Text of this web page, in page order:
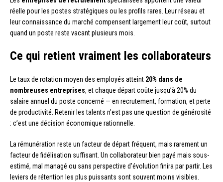
réelle pour les postes stratégiques ou les profils rares. Leur réseau et
leur connaissance du marché compensent largement leur coût, surtout
quand un poste reste vacant plusieurs mois.
Ce qui retient vraiment les collaborateurs
Le taux de rotation moyen des employés atteint 20% dans de
nombreuses entreprises, et chaque départ coûte jusqu’à 20% du
salaire annuel du poste concerné — en recrutement, formation, et perte
de productivité. Retenir les talents n’est pas une question de générosité
: c’est une décision économique rationnelle.
La rémunération reste un facteur de départ fréquent, mais rarement un
facteur de fidélisation suffisant. Un collaborateur bien payé mais sous-
estimé, mal managé ou sans perspective d’évolution finira par partir. Les
leviers de rétention les plus puissants sont souvent moins visibles.